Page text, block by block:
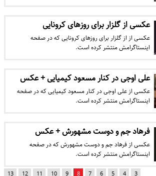
عکسی از گلزار برای روزهای کرونایی
عکسی از از گلزار برای روزهای کرونایی که در صفحه
اینستاگرامش منتشر کرده است.
علی اوجی در کنار مسعود کیمیایی + عکس
عکسی از علی اوجی در کنار مسعود کیمیایی که در صفحه
اینستاگرامش منتشر کرده است.
فرهاد جم و دوست مشهورش + عکس
عکسی از فرهاد جم و دوست مشهورش که در صفحه
اینستاگرامش منتشر کرده است.
3
4
5
6
7
8
9
10
11
12
13